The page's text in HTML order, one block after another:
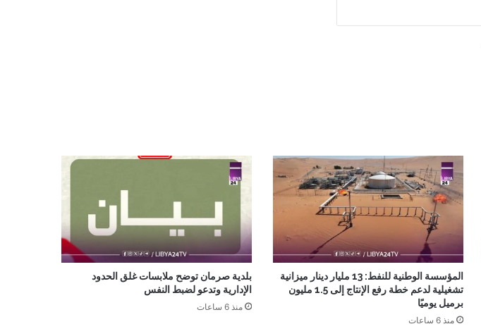
المؤسسة الوطنية للنفط: 13 مليار دينار ميزانية
تشغيلية لدعم خطة رفع الإنتاج إلى 1.5 مليون
برميل يوميًا
منذ 6 ساعات
بلدية صرمان توضح ملابسات غلق الحدود
الإدارية وتدعو لضبط النفس
منذ 6 ساعات